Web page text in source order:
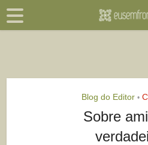
Blog do Editor •
Sobre